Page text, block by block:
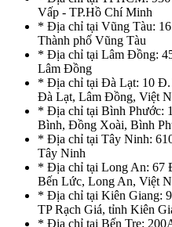
Vấp - TP.Hồ Chí Minh
* Địa chỉ tại Vũng Tàu:
Thành phố Vũng Tàu
* Địa chỉ tại Lâm Đồng:
Lâm Đồng
* Địa chỉ tại Đà Lạt: 10 Đ.
Đà Lạt, Lâm Đồng, Việt
* Địa chỉ tại Bình Phước:
Bình, Đồng Xoài, Bình
* Địa chỉ tại Tây Ninh:
Tây Ninh
* Địa chỉ tại Long An: 67
Bến Lức, Long An, Việt
* Địa chỉ tại Kiên Giang:
TP Rạch Giá, tỉnh Kiên
* Địa chỉ tại Bến Tre: